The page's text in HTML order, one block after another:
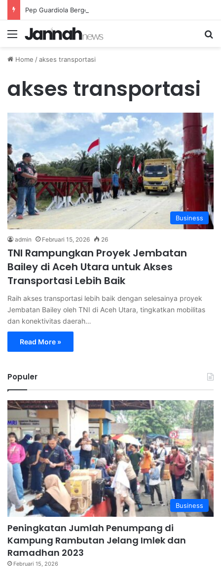
Menu
Home /akses transportasi
akses transportasi
Business
admin Februari 15, 2026 26
TNI Rampungkan Proyek Jembatan
Bailey di Aceh Utara untuk Akses
Transportasi Lebih Baik
Raih akses transportasi lebih baik dengan selesainya proyek
Jembatan Bailey oleh TNI di Aceh Utara, tingkatkan mobilitas
dan konektivitas daerah…
Read More »
Populer
Business
Peningkatan Jumlah Penumpang di
Kampung Rambutan Jelang Imlek dan
Ramadhan 2023
Februari 15, 2026